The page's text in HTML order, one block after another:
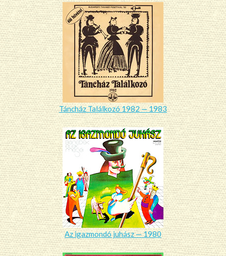
Táncház Találkozó 1982 — 1983
Az igazmondó juhász — 1980